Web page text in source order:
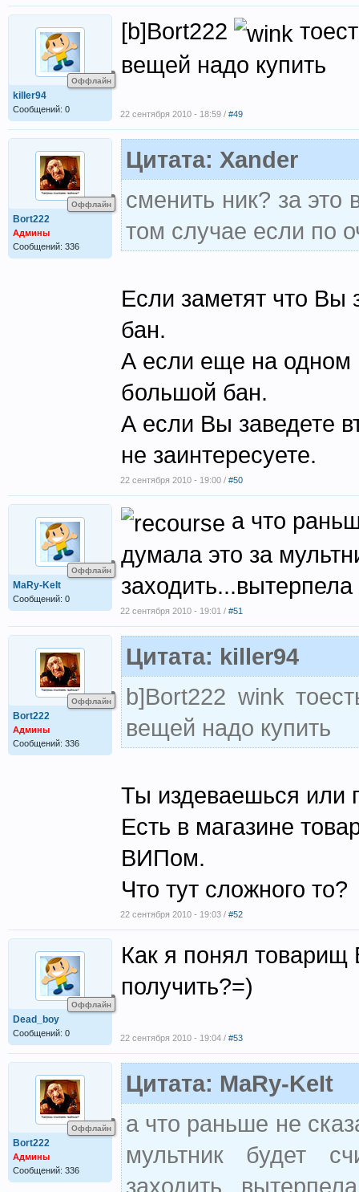
Оффлайн
killer94
Сообщений: 0
[b]Bort222
вещей надо купить
22 сентября 2010 - 18:59 / #49
Оффлайн
Bort222
Админы
Сообщений: 336
Цитата: Xander
сменить ник? за это
том случае если по
Если заметят что Вы
бан.
А если еще на одном
большой бан.
А если Вы заведете
не заинтересуете.
22 сентября 2010 - 19:00 / #50
Оффлайн
MaRy-KeIt
Сообщений: 0
а что
думала это за
22 сентября 2010 - 19:01 / #51
Оффлайн
Bort222
Админы
Сообщений: 336
Цитата: killer94
b]Bort222 wink
вещей надо купить
Ты издеваешься или
Есть в магазине
ВИПом.
Что тут сложного то?
22 сентября 2010 - 19:03 / #52
Оффлайн
Dead_boy
Сообщений: 0
Как я понял товарищ
получить?=)
22 сентября 2010 - 19:04 / #53
Оффлайн
Bort222
Админы
Сообщений: 336
Цитата: MaRy-KeIt
а что раньше не
мультник будет